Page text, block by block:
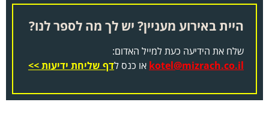
היית באירוע מעניין? יש לך מה לספר לנו?
שלח את הידיעה כעת למייל האדום:
kotel@mizrach.co.ilאו כנס לדף שליחת ידיעות >>